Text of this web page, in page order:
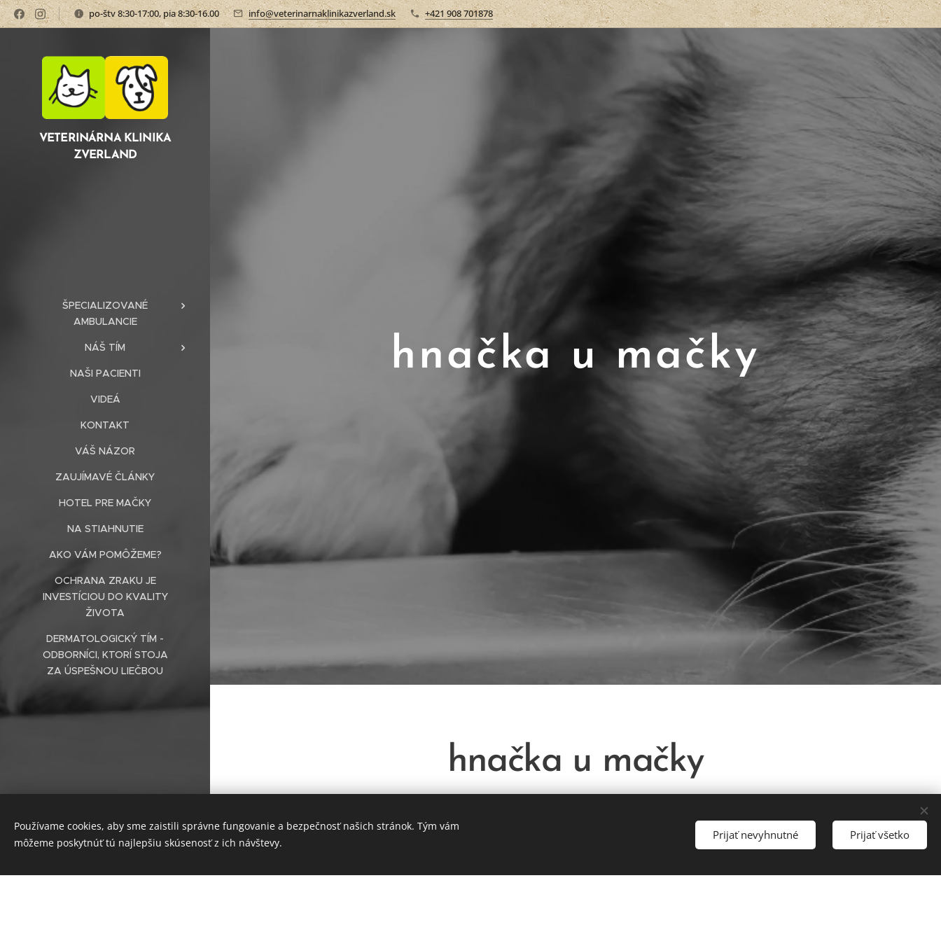
po-štv 8:30-17:00, pia 8:30-16.00 info@veterinarnaklinikazverland.sk +421 908 701878
VETERINÁRNA KLINIKA
ZVERLAND
ŠPECIALIZOVANÉ
AMBULANCIE
NÁŠ TÍM
NAŠI PACIENTI
VIDEÁ
KONTAKT
VÁŠ NÁZOR
ZAUJÍMAVÉ ČLÁNKY
HOTEL PRE MAČKY
NA STIAHNUTIE
AKO VÁM POMÔŽEME?
OCHRANA ZRAKU JE
INVESTÍCIOU DO KVALITY
ŽIVOTA
DERMATOLOGICKÝ TÍM -
ODBORNÍCI, KTORÍ STOJA
ZA ÚSPEŠNOU LIEČBOU
hnačka u mačky
hnačka u mačky
nevhodnou stravou, náhlou zmenou krmiva, parazitmi, infekciami, alergiou alebo vážnejšími
ochoreniami čriev. Prejavuje sa riedkou stolicou, často sprevádzanou nechutenstvom, zvracaním
ZVERLAND Piešťany spol. s r.o.
všetky práva vyhradené
Používame cookies, aby sme zaistili správne fungovanie a bezpečnosť našich stránok. Tým vám
môžeme poskytnúť tú najlepšiu skúsenosť z ich návštevy.
Prijať nevyhnutné Prijať všetko